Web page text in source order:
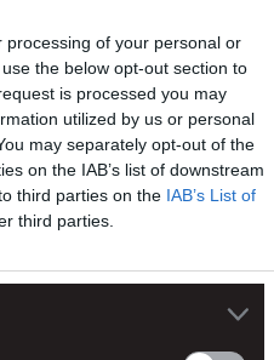
of your personal or
the below opt-out section to
is processed you may
utilized by us or personal
may separately opt-out of the
on the IAB’s list of downstream
third parties on the IAB’s List of
third parties.
8